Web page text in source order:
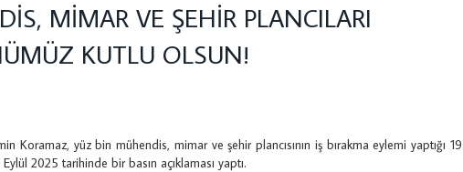
MİMAR VE ŞEHİR PLANCILARI
KUTLU OLSUN!
Koramaz, yüz bin mühendis, mimar ve şehir plancısının iş bırakma eylemi yaptığı 19
2025 tarihinde bir basın açıklaması yaptı.